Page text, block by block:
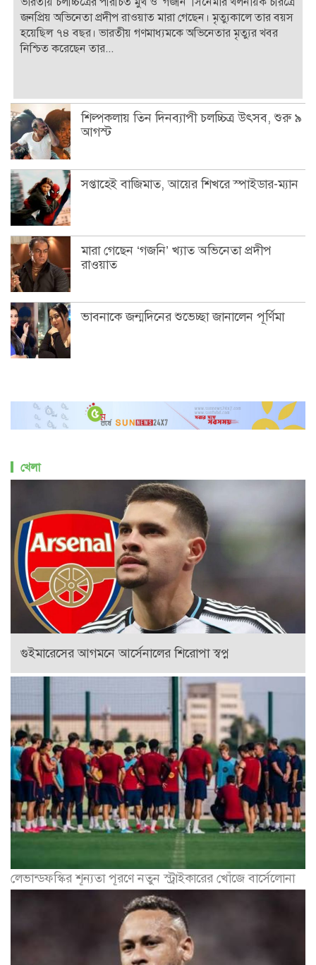
জনপ্রিয় অভিনেতা প্রদীপ রাওয়াত মারা গেছেন। মৃত্যুকালে তার বয়স
হয়েছিল ৭৪ বছর। ভারতীয় গণমাধ্যমকে অভিনেতার মৃত্যুর খবর
নিশ্চিত করেছেন তার...
শিল্পকলায় তিন দিনব্যাপী চলচ্চিত্র উৎসব, শুরু ৯
আগস্ট
সপ্তাহেই বাজিমাত, আয়ের শিখরে স্পাইডার-ম্যান
মারা গেছেন ‘গজনি’ খ্যাত অভিনেতা প্রদীপ
রাওয়াত
ভাবনাকে জন্মদিনের শুভেচ্ছা জানালেন পূর্ণিমা
খেলা
গুইমারেসের আগমনে আর্সেনালের শিরোপা স্বপ্ন
লেভান্ডফস্কির শূন্যতা পূরণে নতুন স্ট্রাইকারের খোঁজে বার্সেলোনা